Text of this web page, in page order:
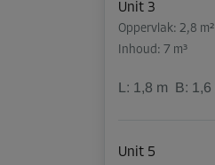
Unit 3
Oppervlak: 2,8 m²
Inhoud: 7 m³
L: 1,8 m B: 1,6
Unit 5